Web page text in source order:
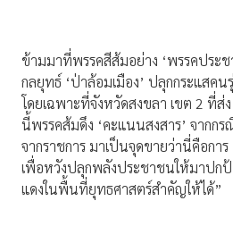
ข้ามมาที่พรรคสีส้มอย่าง ‘พรรคประ
กลยุทธ์ ‘ป่าล้อมเมือง’ ปลุกกระแสค
โดยเฉพาะที่จังหวัดสงขลา เขต 2 ที่ส่
นี้พรรคส้มดึง ‘คะแนนสงสาร’ จาก
จากราชการ มาเป็นจุดขายว่านี่คือการ
เพื่อหวังปลุกพลังประชาชนให้มาปก
แดงในพื้นที่ยุทธศาสตร์สำคัญให้ได้”